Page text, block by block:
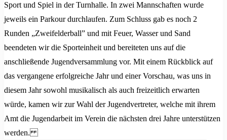
Sport und Spiel in der Turnhalle. In zwei Mannschaften wurde
jeweils ein Parkour durchlaufen. Zum Schluss gab es noch 2
Runden „Zweifelderball” und mit Feuer, Wasser und Sand
beendeten wir die Sporteinheit und bereiteten uns auf die
anschließende Jugendversammlung vor. Mit einem Rückblick auf
das vergangene erfolgreiche Jahr und einer Vorschau, was uns in
diesem Jahr sowohl musikalisch als auch freizeitlich erwarten
würde, kamen wir zur Wahl der Jugendvertreter, welche mit ihrem
Amt die Jugendarbeit im Verein die nächsten drei Jahre unterstützen
werden.